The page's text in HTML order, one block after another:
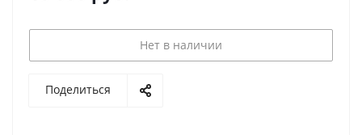
Нет в наличии
Поделиться